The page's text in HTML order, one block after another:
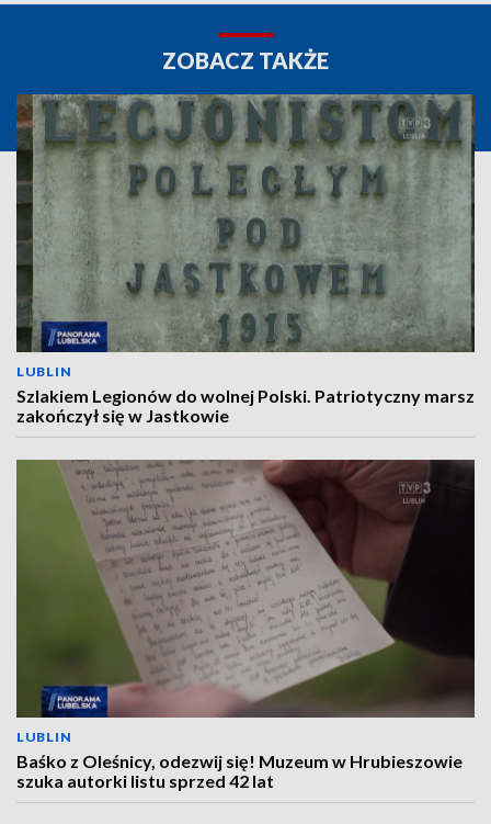
ZOBACZ TAKŻE
LUBLIN
Szlakiem Legionów do wolnej Polski. Patriotyczny marsz
zakończył się w Jastkowie
LUBLIN
Baśko z Oleśnicy, odezwij się! Muzeum w Hrubieszowie
szuka autorki listu sprzed 42 lat